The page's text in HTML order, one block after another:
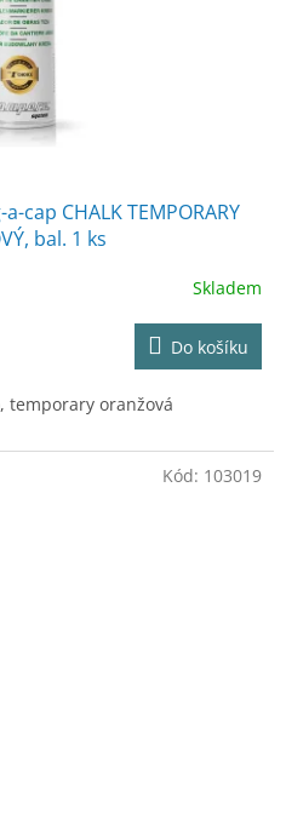
cap CHALK TEMPORARY
bal. 1 ks
Skladem
Do košíku
temporary oranžová
Kód: 103019